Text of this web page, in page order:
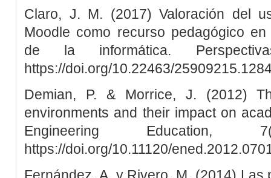
Claro, J. M. (2017) Valoración del
Moodle como recurso pedagógico
de la informática.
https://doi.org/10.22463/
Demian, P. & Morrice, J. (2012)
environments and their impact on
Engineering
https://doi.org/10.11120/